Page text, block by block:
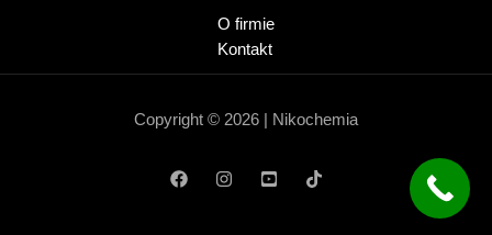
O firmie
Kontakt
Copyright © 2026 | Nikochemia